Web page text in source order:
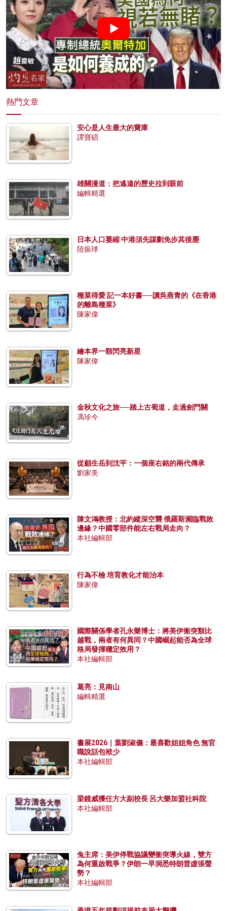
熱門文章
安心是人生最大的寶庫
譚寶碩
雄關漫道：把遙遠的歷史拉到眼前
編輯精選
日本人口萎縮 中港須先謀劃免步其後塵
陸振球
種菜得愛 記一本好書──讀吳燕青的《在香港
的離島種菜》
陳家偉
繪本界一顆閃亮新星
陳家偉
金秋文化之旅──踏上古蜀道，走過劍門關
馮珍今
從顧生岳到沈平：一個座右銘的兩代傳承
劉家美
陳文鴻教授：北約縱深空襲 俄羅斯瀕臨戰敗
邊緣？中國零部件能左右戰局走向？
本社編輯部
行為不檢 培育教化才能治本
陳家偉
國際關係學者孔永樂博士：將美伊衝突類比
越戰，兩者有何異同？中國崛起能否為全球
格局發揮穩定效用？
本社編輯部
葛亮：見南山
編輯精選
書展2026｜葉劉淑儀：最喜歡姐姐角色 無官
職說話包袱少
本社編輯部
梁鏡威獲任方大副校長 呂大樂加盟社科院
本社編輯部
兔主席：美伊停戰協議變衝突導火線，雙方
為何重啟戰爭？伊朗一早洞悉特朗普虛張聲
勢？
本社編輯部